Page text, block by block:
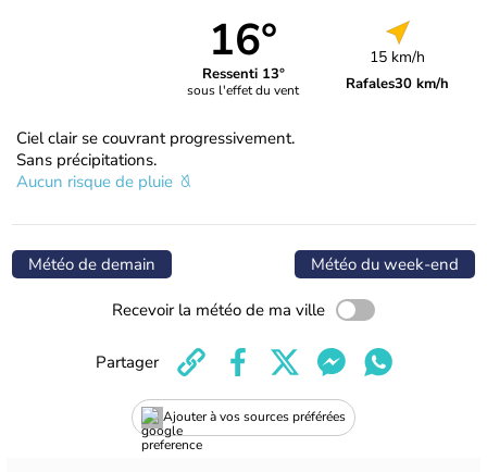
16°
Ressenti 13°
sous l'effet du vent
15 km/h
Rafales30 km/h
Ciel clair se couvrant progressivement.
Sans précipitations.
Aucun risque de pluie
Météo de demain Météo du week-end
Recevoir la météo de ma ville
Ajouter à vos sources préférées
Partager